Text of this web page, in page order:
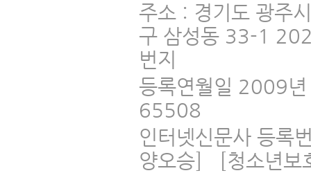
주소 : 경기도 광주
구 삼성동 33-1
번지
등록연월일 2009
65508
인터넷신문사 등
양오승] [청소년보